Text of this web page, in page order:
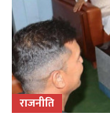
राजनीति